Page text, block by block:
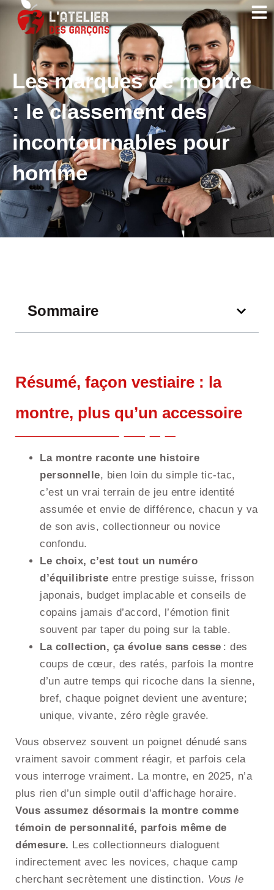
Les marques de montre
: le classement des
incontournables pour
homme
Sommaire
Résumé, façon vestiaire : la
montre, plus qu’un accessoire
La montre raconte une histoire
personnelle, bien loin du simple tic-tac,
c’est un vrai terrain de jeu entre identité
assumée et envie de différence, chacun y va
de son avis, collectionneur ou novice
confondu.
Le choix, c’est tout un numéro
d’équilibriste entre prestige suisse, frisson
japonais, budget implacable et conseils de
copains jamais d’accord, l’émotion finit
souvent par taper du poing sur la table.
La collection, ça évolue sans cesse : des
coups de cœur, des ratés, parfois la montre
d’un autre temps qui ricoche dans la sienne,
bref, chaque poignet devient une aventure;
unique, vivante, zéro règle gravée.
Vous observez souvent un poignet dénudé sans
vraiment savoir comment réagir, et parfois cela
vous interroge vraiment. La montre, en 2025, n’a
plus rien d’un simple outil d’affichage horaire.
Vous assumez désormais la montre comme
témoin de personnalité, parfois même de
démesure. Les collectionneurs dialoguent
indirectement avec les novices, chaque camp
cherchant secrètement une distinction. Vous le